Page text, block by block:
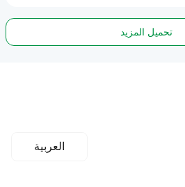
تحميل المزيد
العربية